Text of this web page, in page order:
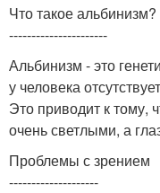
Что такое альбинизм?
----------------------
Альбинизм - это
у человека
Это приводит к тому,
очень светлыми, а
Проблемы с зрением
--------------------